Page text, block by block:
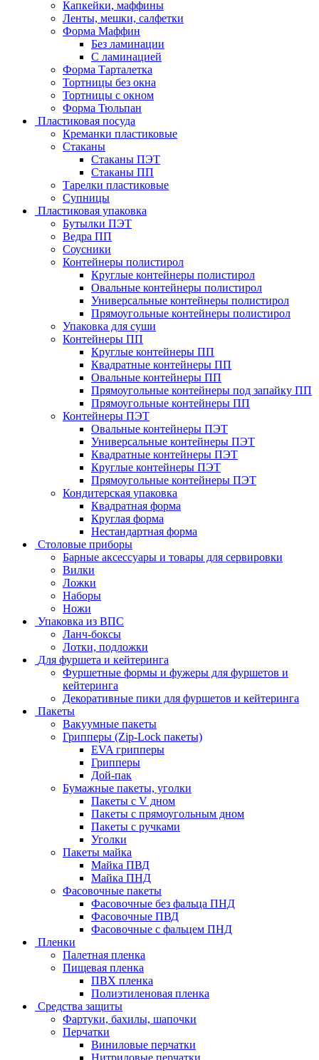
Капкейки, маффины
Ленты, мешки, салфетки
Форма Маффин
Без ламинации
С ламинацией
Форма Тарталетка
Тортницы без окна
Тортницы с окном
Форма Тюльпан
Пластиковая посуда
Креманки пластиковые
Стаканы
Стаканы ПЭТ
Стаканы ПП
Тарелки пластиковые
Супницы
Пластиковая упаковка
Бутылки ПЭТ
Ведра ПП
Соусники
Контейнеры полистирол
Круглые контейнеры полистирол
Овальные контейнеры полистирол
Универсальные контейнеры полистирол
Прямоугольные контейнеры полистирол
Упаковка для суши
Контейнеры ПП
Круглые контейнеры ПП
Квадратные контейнеры ПП
Овальные контейнеры ПП
Прямоугольные контейнеры под запайку ПП
Прямоугольные контейнеры ПП
Контейнеры ПЭТ
Овальные контейнеры ПЭТ
Универсальные контейнеры ПЭТ
Квадратные контейнеры ПЭТ
Круглые контейнеры ПЭТ
Прямоугольные контейнеры ПЭТ
Кондитерская упаковка
Квадратная форма
Круглая форма
Нестандартная форма
Столовые приборы
Барные аксессуары и товары для сервировки
Вилки
Ложки
Наборы
Ножи
Упаковка из ВПС
Ланч-боксы
Лотки, подложки
Для фуршета и кейтеринга
Фуршетные формы и фужеры для фуршетов и
кейтеринга
Декоративные пики для фуршетов и кейтеринга
Пакеты
Вакуумные пакеты
Грипперы (Zip-Lock пакеты)
EVA грипперы
Грипперы
Дой-пак
Бумажные пакеты, уголки
Пакеты с V дном
Пакеты с прямоугольным дном
Пакеты с ручками
Уголки
Пакеты майка
Майка ПВД
Майка ПНД
Фасовочные пакеты
Фасовочные без фальца ПНД
Фасовочные ПВД
Фасовочные с фальцем ПНД
Пленки
Палетная пленка
Пищевая пленка
ПВХ пленка
Полиэтиленовая пленка
Средства защиты
Фартуки, бахилы, шапочки
Перчатки
Виниловые перчатки